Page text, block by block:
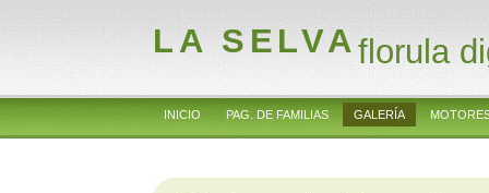
LA SELVAflorula
INICIO PAG. DE FAMILIAS GALERÍA